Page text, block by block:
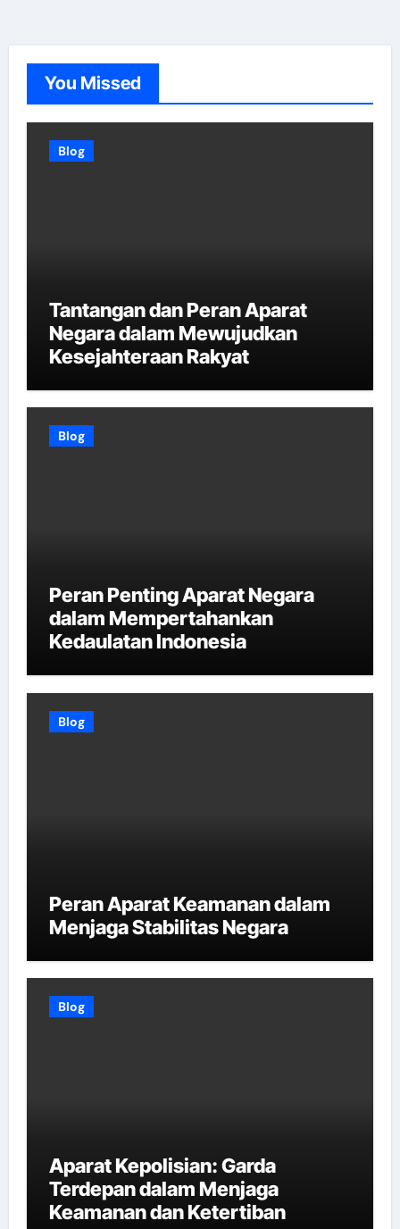
You Missed
Blog
Tantangan dan Peran Aparat
Negara dalam Mewujudkan
Kesejahteraan Rakyat
Blog
Peran Penting Aparat Negara
dalam Mempertahankan
Kedaulatan Indonesia
Blog
Peran Aparat Keamanan dalam
Menjaga Stabilitas Negara
Blog
Aparat Kepolisian: Garda
Terdepan dalam Menjaga
Keamanan dan Ketertiban